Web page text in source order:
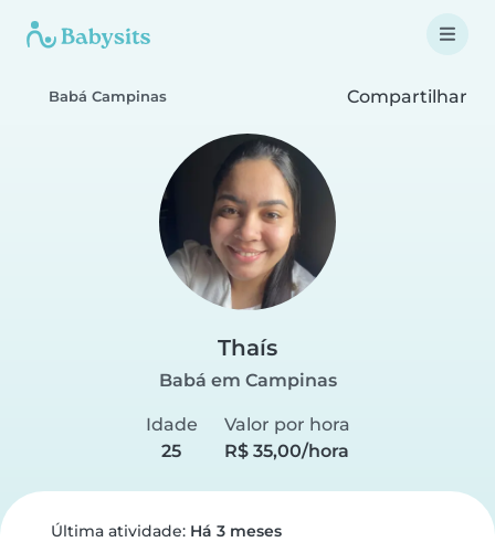
Babá Campinas Compartilhar
Thaís
Babá em Campinas
Idade
25
Valor por hora
R$ 35,00/hora
Última atividade: Há 3 meses